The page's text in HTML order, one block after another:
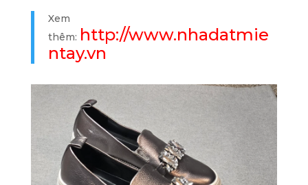
Xem
thêm: http://www.nhadatmie
ntay.vn